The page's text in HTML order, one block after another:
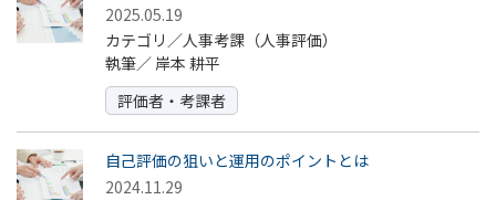
2025.05.19
カテゴリ／人事考課（人事評価）
執筆／ 岸本 耕平
評価者・考課者
自己評価の狙いと運用のポイントとは
2024.11.29